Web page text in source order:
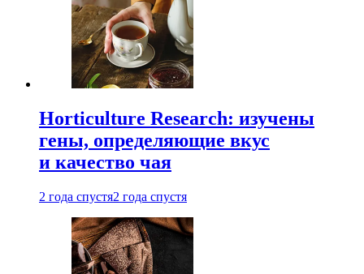
Horticulture Research: изучены
гены, определяющие вкус
и качество чая
2 года спустя2 года спустя